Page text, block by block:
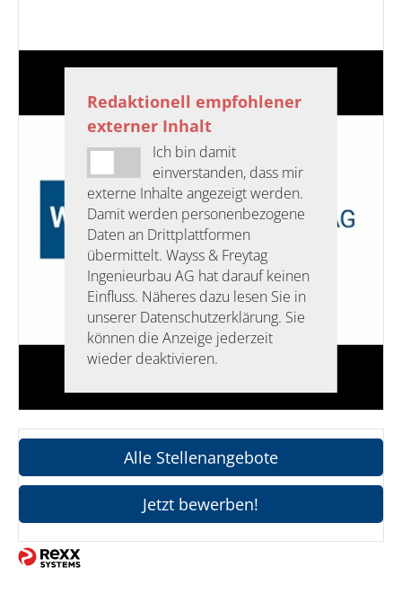
Redaktionell empfohlener
externer Inhalt
Ich bin damit
einverstanden, dass mir
externe Inhalte angezeigt werden.
Damit werden personenbezogene
Daten an Drittplattformen
übermittelt. Wayss & Freytag
Ingenieurbau AG hat darauf keinen
Einfluss. Näheres dazu lesen Sie in
unserer Datenschutzerklärung. Sie
können die Anzeige jederzeit
wieder deaktivieren.
Alle Stellenangebote
Jetzt bewerben!